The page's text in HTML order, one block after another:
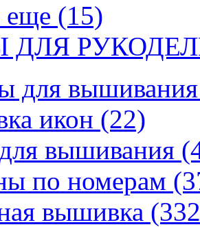
еще (15)
ДЛЯ
для
икон (22)
вышивания
по номерам
вышивка